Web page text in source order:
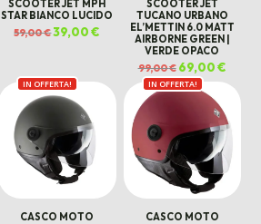
SCOOTER JET MPH
STAR BIANCO LUCIDO
59,00€Il
prezzo
39,00€
prezzo
39,00 €.
SCOOTER JET
TUCANO URBANO
EL’METTIN 6.0 MATT
AIRBORNE GREEN |
VERDE OPACO
99,00€ Il
prezzo
originale
era:
99,00 €.
69,00€Il
69,00
IN OFFERTA!
CASCO MOTO
IN OFFERTA!
CASCO MOTO